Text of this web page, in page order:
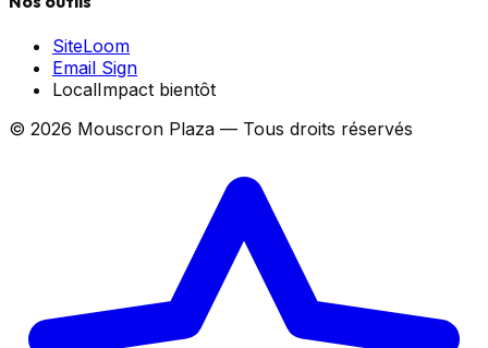
SiteLoom
Email Sign
LocalImpact bientôt
© 2026 Mouscron Plaza — Tous droits réservés